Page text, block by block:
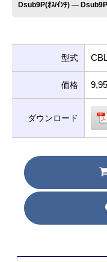
Dsub9P(ｵｽ/ｲﾝﾁ) ―
型式
価格
ダウンロード